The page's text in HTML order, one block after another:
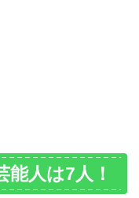
人は7人！